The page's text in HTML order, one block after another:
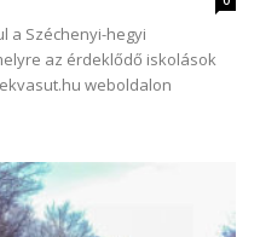
a Széchenyi-hegyi
az érdeklődő iskolások
weboldalon